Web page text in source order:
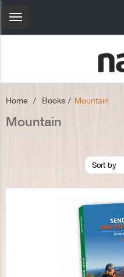
Toggle
Home > Books > Mountain
Mountain